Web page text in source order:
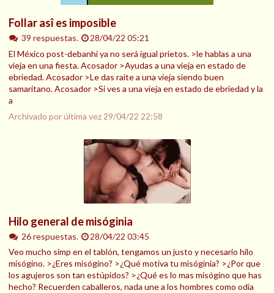
Follar asî es imposible
39 respuestas.
28/04/22 05:21
El México post-debanhi ya no será igual prietos. >le hablas a una
vieja en una fiesta. Acosador >Ayudas a una vieja en estado de
ebriedad. Acosador >Le das raite a una vieja siendo buen
samaritano. Acosador >Si ves a una vieja en estado de ebriedad y la
a
Archivado por última vez 29/04/22 22:58
Hilo general de misóginia
26 respuestas.
28/04/22 03:45
Veo mucho simp en el tablón, tengamos un justo y necesario hilo
misógino. >¿Eres misógino? >¿Qué motiva tu misóginia? >¿Por que
los agujeros son tan estúpidos? >¿Qué es lo mas misógino que has
hecho? Recuerden caballeros, nada une a los hombres como odia